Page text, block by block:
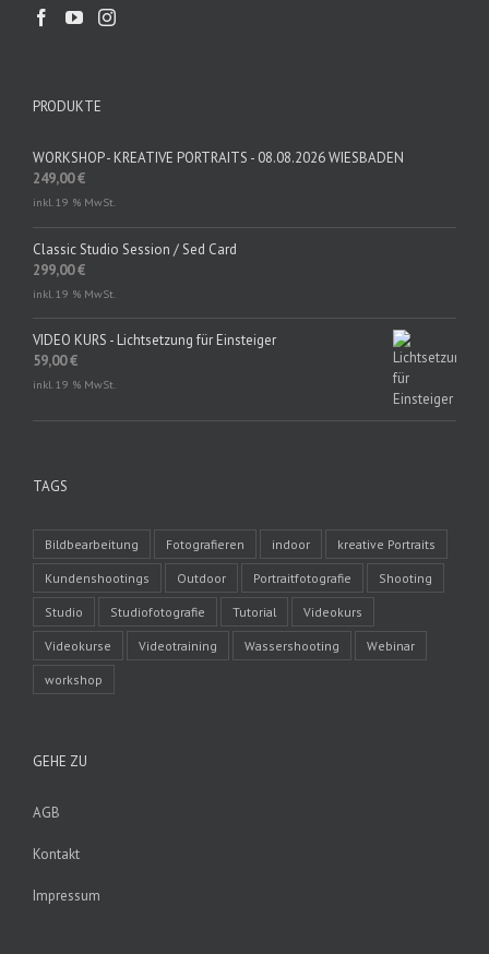
PRODUKTE
WORKSHOP - KREATIVE PORTRAITS - 08.08.2026 WIESBADEN
249,00€
inkl. 19 % MwSt.
Classic Studio Session / Sed Card
299,00€
inkl. 19 % MwSt.
VIDEO KURS - Lichtsetzung für Einsteiger
59,00€
inkl. 19 % MwSt.
TAGS
Bildbearbeitung Fotografieren indoor kreative Portraits
Kundenshootings Outdoor Portraitfotografie Shooting
Studio Studiofotografie Tutorial Videokurs
Videokurse Videotraining Wassershooting Webinar
workshop
GEHE ZU
AGB
Kontakt
Impressum